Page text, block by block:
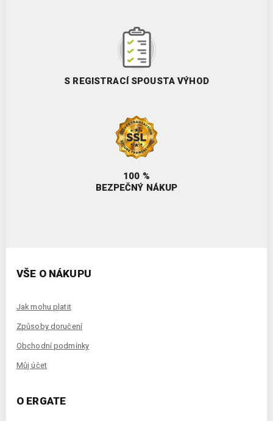
S REGISTRACÍ SPOUSTA VÝHOD
100 %
BEZPEČNÝ NÁKUP
VŠE O NÁKUPU
Jak mohu platit
Způsoby doručení
Obchodní podmínky
Můj účet
O ERGATE